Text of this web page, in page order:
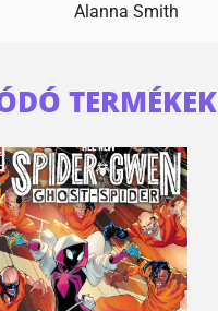
Alanna Smith
TERMÉKEK